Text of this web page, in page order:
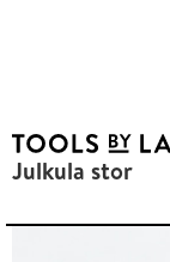
Julkula stor